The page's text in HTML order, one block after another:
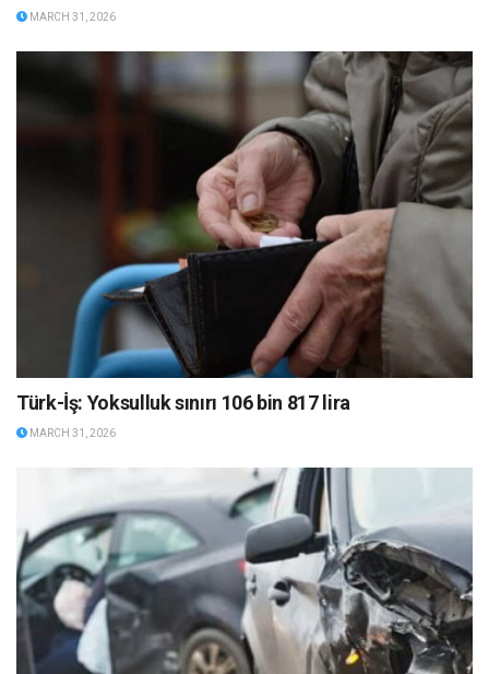
MARCH 31, 2026
Türk-İş: Yoksulluk sınırı 106 bin 817 lira
MARCH 31, 2026